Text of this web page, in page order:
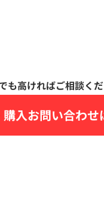
購入お問い合わせ